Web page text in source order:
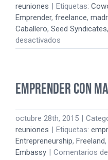
reuniones | Etiquetas:
Emprender, freelance,
Caballero, Seed Syndicates,
desactivados
Como
Startup
desde
cero
Emprender con
octubre 28th, 2015 |
reuniones | Etiquetas:
Entrepreneurship, Freeland,
Embassy | Comentarios